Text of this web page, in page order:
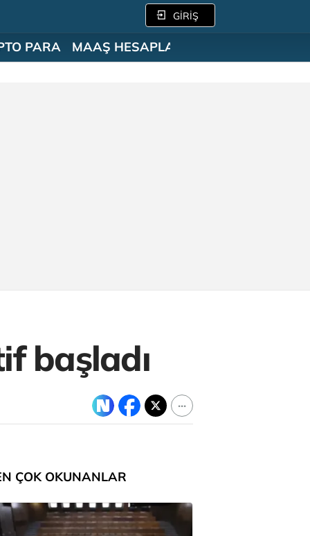
GİRİŞ
PARA MAAŞ HESAPLAMA
başladı
ÇOK OKUNANLAR